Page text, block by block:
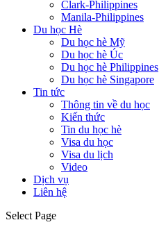
Clark-Philippines
Manila-Philippines
Du học Hè
Du học hè Mỹ
Du học hè Úc
Du học hè Philippines
Du học hè Singapore
Tin tức
Thông tin về du học
Kiến thức
Tin du học hè
Visa du học
Visa du lịch
Video
Dịch vụ
Liên hệ
Select Page